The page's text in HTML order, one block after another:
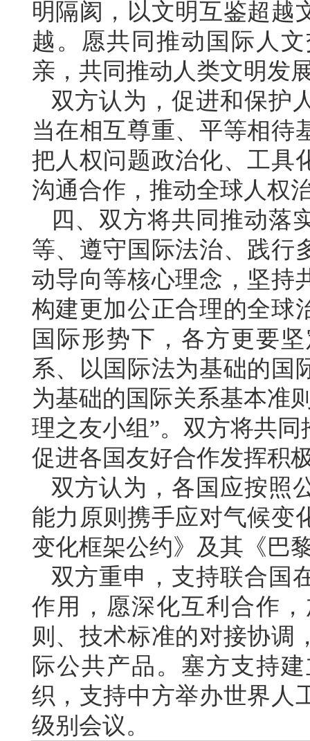
明隔阂，以文明互鉴超越
越。愿共同推动国际人
亲，共同推动人类文明发
双方认为，促进和保护
当在相互尊重、平等相待
把人权问题政治化、工具
沟通合作，推动全球人权
四、双方将共同推动落
等、遵守国际法治、践行
动导向等核心理念，坚持
构建更加公正合理的全球
国际形势下，各方更要
系、以国际法为基础的国
为基础的国际关系基本准
理之友小组”。双方将共
促进各国友好合作发挥积
双方认为，各国应按照
能力原则携手应对气候变
变化框架公约》及其《巴
双方重申，支持联合国
作用，愿深化互利合作
则、技术标准的对接协调
际公共产品。塞方支持
织，支持中方举办世界人
级别会议。